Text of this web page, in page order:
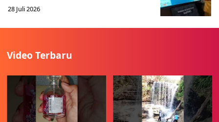
28 Juli 2026
Video Terbaru